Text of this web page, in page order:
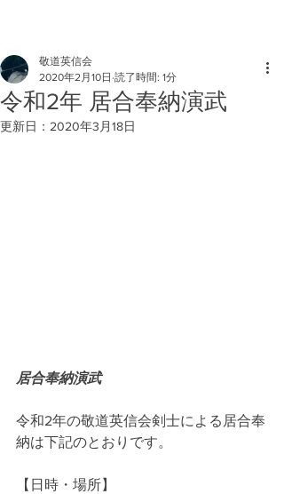
令和2年 居合奉納演武
敬道英信会
2020年2月10日 読了時間: 1分
更新日： 2020年3月18日
居合奉納演武
令和2年の敬道英信会剣士による居合奉
納は下記のとおりです。
【日時・場所】